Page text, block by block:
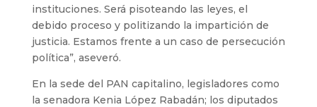
instituciones. Será pisoteando las leyes, el
debido proceso y politizando la impartición de
justicia. Estamos frente a un caso de persecución
política”, aseveró.
En la sede del PAN capitalino, legisladores como
la senadora Kenia López Rabadán; los diputados